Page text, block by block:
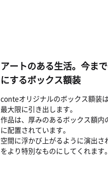
アートのある生活。今ま
にするボックス額装
conteオリジナルのボックス額装
最大限に引き出します。
作品は、厚みのあるボックス額
に配置されています。
空間に浮かび上がるように演出
をより特別なものにしてくれます。